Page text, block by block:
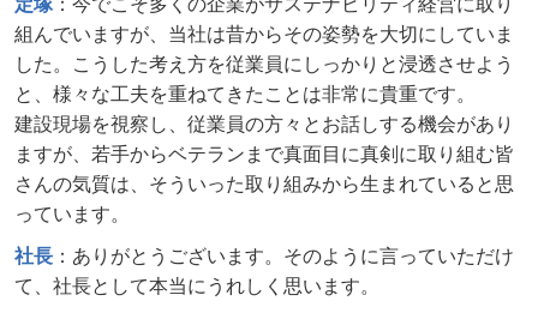
定塚 ：今でこそ多くの企業がサステナビリティ経営に取り
組んでいますが、当社は昔からその姿勢を大切にしていま
した。こうした考え方を従業員にしっかりと浸透させよう
と、様々な工夫を重ねてきたことは非常に貴重です。
建設現場を視察し、従業員の方々とお話しする機会があり
ますが、若手からベテランまで真面目に真剣に取り組む皆
さんの気質は、そういった取り組みから生まれていると思
っています。
社長 ：ありがとうございます。そのように言っていただけ
て、社長として本当にうれしく思います。